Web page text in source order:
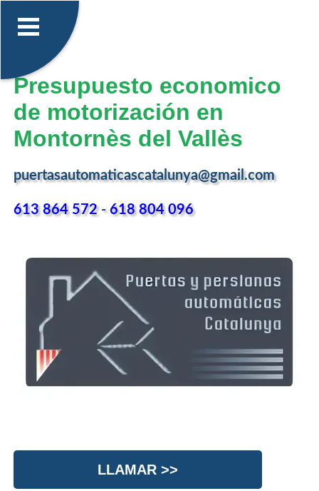
Presupuesto economico
de motorización en
Montornès del Vallès
puertasautomaticascatalunya@gmail.com
613 864 572-618 804 096
LLAMAR >>